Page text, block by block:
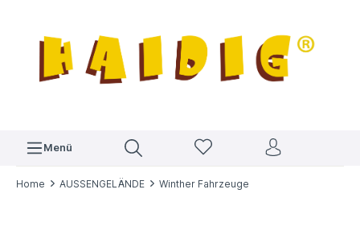
Menü
Home AUSSENGELÄNDE Winther Fahrzeuge